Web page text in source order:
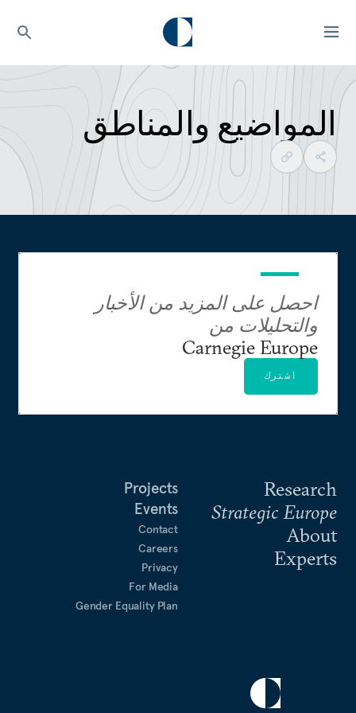
المواضيع والمناطق
Research
Strategic Europe
About
Experts
Projects
Events
Contact
Careers
Privacy
For Media
Gender Equality Plan
احصل على المزيد من الأخبار
والتحليلات من
Carnegie Europe
اشترك